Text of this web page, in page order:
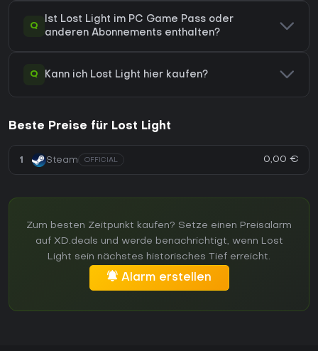
Q
Ist Lost Light im PC Game Pass oder
anderen Abonnements enthalten?
Q Kann ich Lost Light hier kaufen?
Beste Preise für Lost Light
1 Steam OFFICIAL 0,00 €
Zum besten Zeitpunkt kaufen? Setze einen Preisalarm
auf XD.deals und werde benachrichtigt, wenn Lost
Light sein nächstes historisches Tief erreicht.
Alarm erstellen